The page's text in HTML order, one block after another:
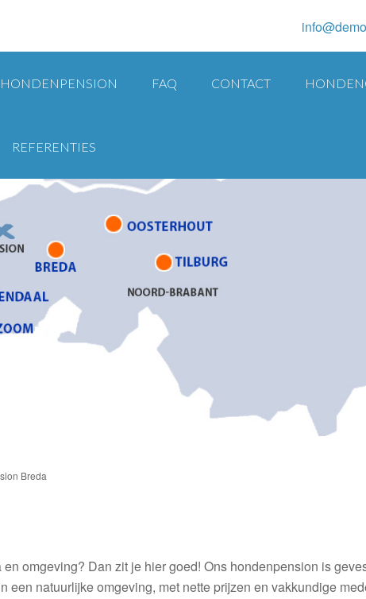
HONDENPENSION FAQ CONTACT
REFERENTIES
Breda
omgeving? Dan zit je hier goed! Ons hondenpension is
een natuurlijke omgeving, met nette prijzen en vakkundige